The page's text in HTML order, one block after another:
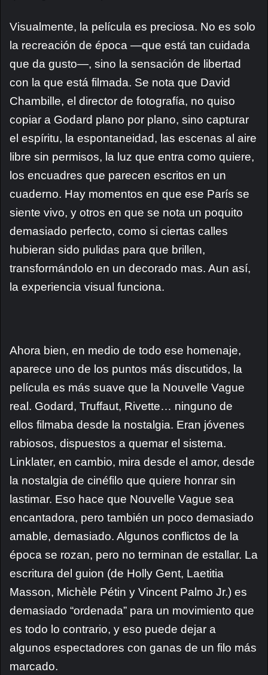
Visualmente, la película es preciosa. No es solo
la recreación de época —que está tan cuidada
que da gusto—, sino la sensación de libertad
con la que está filmada. Se nota que David
Chambille, el director de fotografía, no quiso
copiar a Godard plano por plano, sino capturar
el espíritu, la espontaneidad, las escenas al aire
libre sin permisos, la luz que entra como quiere,
los encuadres que parecen escritos en un
cuaderno. Hay momentos en que ese París se
siente vivo, y otros en que se nota un poquito
demasiado perfecto, como si ciertas calles
hubieran sido pulidas para que brillen,
transformándolo en un decorado mas. Aun así,
la experiencia visual funciona.
Ahora bien, en medio de todo ese homenaje,
aparece uno de los puntos más discutidos, la
película es más suave que la Nouvelle Vague
real. Godard, Truffaut, Rivette… ninguno de
ellos filmaba desde la nostalgia. Eran jóvenes
rabiosos, dispuestos a quemar el sistema.
Linklater, en cambio, mira desde el amor, desde
la nostalgia de cinéfilo que quiere honrar sin
lastimar. Eso hace que Nouvelle Vague sea
encantadora, pero también un poco demasiado
amable, demasiado. Algunos conflictos de la
época se rozan, pero no terminan de estallar. La
escritura del guion (de Holly Gent, Laetitia
Masson, Michèle Pétin y Vincent Palmo Jr.) es
demasiado “ordenada” para un movimiento que
es todo lo contrario, y eso puede dejar a
algunos espectadores con ganas de un filo más
marcado.